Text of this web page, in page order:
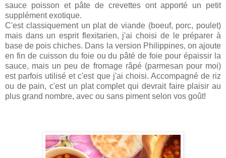
sauce poisson et pâte de crevettes ont apporté un petit
supplément exotique.
C'est classiquement un plat de viande (boeuf, porc, poulet)
mais dans un esprit flexitarien, j'ai choisi de le préparer à
base de pois chiches. Dans la version Philippines, on ajoute
en fin de cuisson du foie ou du pâté de foie pour épaissir la
sauce, mais un peu de fromage râpé (parmesan pour moi)
est parfois utilisé et c'est que j'ai choisi. Accompagné de riz
ou de pain, c'est un plat complet qui devrait faire plaisir au
plus grand nombre, avec ou sans piment selon vos goût!